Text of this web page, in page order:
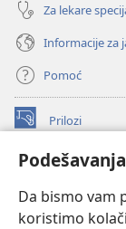
Da bismo vam
koristimo
Za lekare
Informacije za
Pomoć
Prilozi
(otvara
prozor)ONLAJN
novi
prozor)JW Hub
(otvara